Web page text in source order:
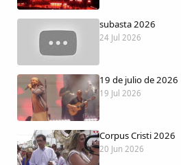
La palra
Modo oscuro
subasta 2026
24 Jul 2026
19 de julio de 2026
19 Jul 2026
Corpus Cristi 2026
20 Jun 2026